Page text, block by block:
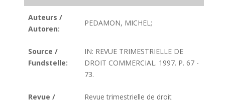
Auteurs /
Autoren:
PEDAMON, MICHEL;
Source /
Fundstelle:
IN: REVUE TRIMESTRIELLE DE
DROIT COMMERCIAL. 1997. P. 67 -
73.
Revue /
Revue trimestrielle de droit